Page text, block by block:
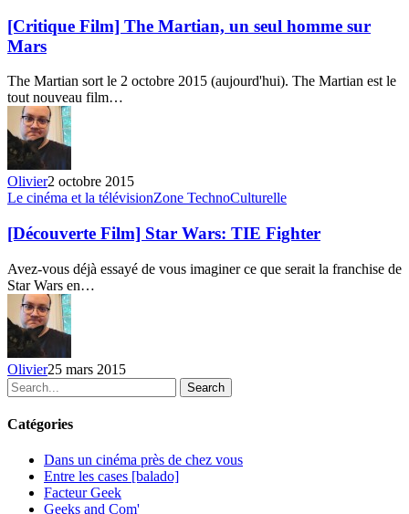
The
Martian,
un
homme
sur
Mars
[Critique Film] The Martian, un seul homme sur
Mars
The Martian sort le 2 octobre 2015 (aujourd'hui). The Martian est le
tout nouveau film…
Olivier2 octobre 2015
[Découverte
Star
Wars:
TIE
Fighter
Le cinéma et la télévisionZone TechnoCulturelle
[Découverte Film] Star Wars: TIE Fighter
Avez-vous déjà essayé de vous imaginer ce que serait la franchise de
Star Wars en…
Olivier25 mars 2015
Search
Catégories
Dans un cinéma près de chez vous
Entre les cases [balado]
Facteur Geek
Geeks and Com'